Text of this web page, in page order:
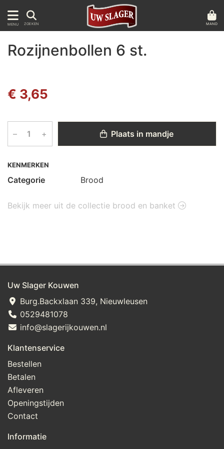
MENU ZOEKEN MAND
Rozijnenbollen 6 st.
€ 3,65
– + Plaats in mandje
KENMERKEN
Categorie Brood
Bekijk meer uit de collectie brood en banket
Uw Slager Kouwen
Burg.Backxlaan 339, Nieuwleusen
0529481078
info@slagerijkouwen.nl
Klantenservice
Bestellen
Betalen
Afleveren
Openingstijden
Contact
Informatie